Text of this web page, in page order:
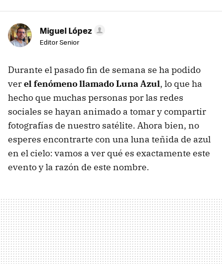
Miguel López
Editor Senior
Durante el pasado fin de semana se ha podido
verel fenómeno llamado Luna Azul, lo que ha
hecho que muchas personas por las redes
sociales se hayan animado a tomar y compartir
fotografías de nuestro satélite. Ahora bien, no
esperes encontrarte con una luna teñida de azul
en el cielo: vamos a ver qué es exactamente este
evento y la razón de este nombre.